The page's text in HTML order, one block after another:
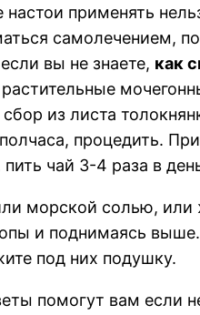
настои применять
самолечением,
вы не знаете, как
из листа
процедить.
чай 3-4 раза в
морской солью,
и поднимаясь
под них подушку.
помогут вам если